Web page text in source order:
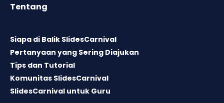
Tentang
Siapa di Balik SlidesCarnival
Pertanyaan yang Sering Diajukan
Tips dan Tutorial
Komunitas SlidesCarnival
SlidesCarnival untuk Guru